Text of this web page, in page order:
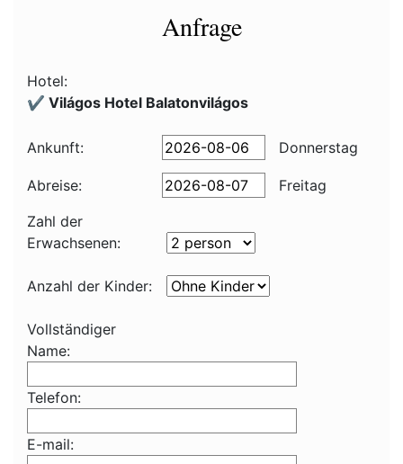
Anfrage
Hotel:
✔️ Világos Hotel Balatonvilágos
Ankunft: Donnerstag
Abreise:
Freitag
Zahl der
Erwachsenen:
Anzahl der Kinder:
Vollständiger
Name:
Telefon:
E-mail: